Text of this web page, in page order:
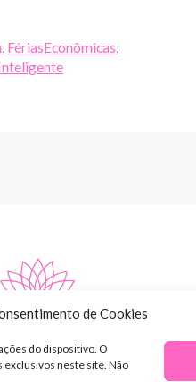
de Cookies
do dispositivo. O
exclusivos neste site. Não
, FériasEconômicas,